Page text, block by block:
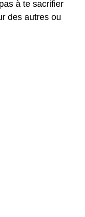
à te sacrifier
des autres ou